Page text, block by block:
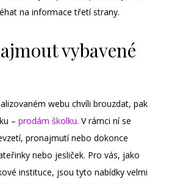
na informace třetí strany.
vybavené
webu chvíli brouzdat, pak
– prodám školku. V rámci ní se
pronajmutí nebo dokonce
nebo jesliček. Pro vás, jako
instituce, jsou tyto nabídky velmi